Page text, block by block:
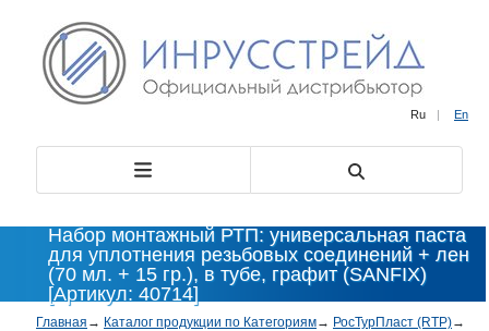
Ru | En
Набор монтажный РТП: универсальная паста
для уплотнения резьбовых соединений + лен
(70 мл. + 15 гр.), в тубе, графит (SANFIX)
[Артикул: 40714]
Главная → Каталог продукции по Категориям→ РосТурПласт (RTP)→